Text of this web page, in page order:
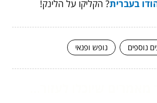
בעברית? הקליקו על הלינק!
נוספים נופש ופנאי